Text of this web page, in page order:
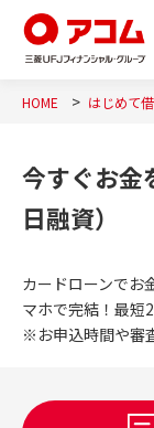
HOME はじめて
今すぐお金
日融資）
カードローンでお
マホで完結！最短
※お申込時間や審